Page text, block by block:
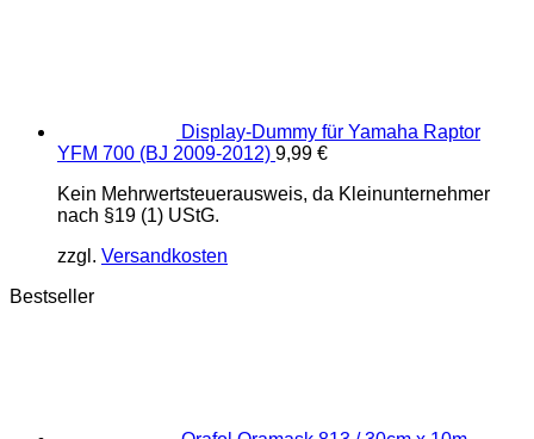
Display-Dummy für Yamaha Raptor
YFM 700 (BJ 2009-2012) 9,99 €
Kein Mehrwertsteuerausweis, da Kleinunternehmer
nach §19 (1) UStG.
zzgl. Versandkosten
Bestseller